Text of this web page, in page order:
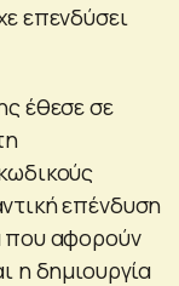
επενδύσει
έθεσε σε
επένδυση
αφορούν
η δημιουργία